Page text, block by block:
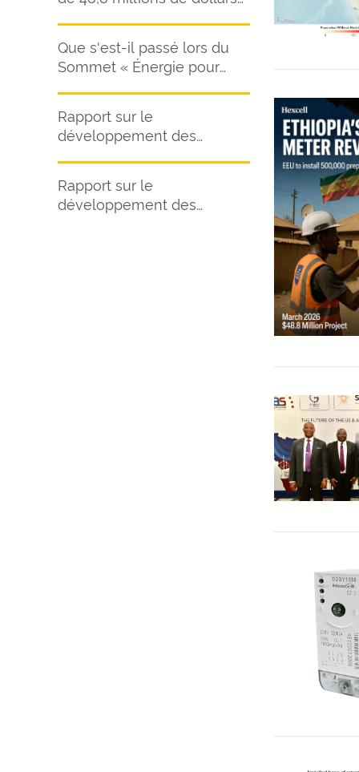
travers le pays.
Que s'est-il passé lors du
Sommet « Énergie pour
Rapport sur le
développement des
Rapport sur le
développement des